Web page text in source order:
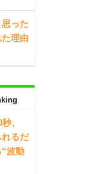
思った
理由
、
るだ
波動